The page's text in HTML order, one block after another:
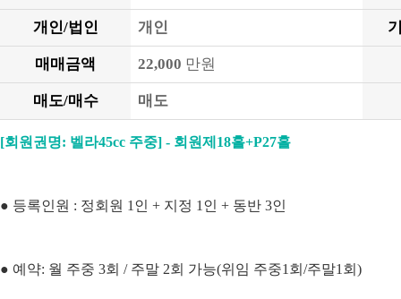
개인/법인 개인
매매금액 22,000 만원
매도/매수 매도
[회원권명: 벨라45cc 주중] - 회원제18홀+P27홀
● 등록인원 : 정회원 1인 + 지정 1인 + 동반 3인
● 예약: 월 주중 3회 / 주말 2회 가능(위임 주중1회/주말1회)